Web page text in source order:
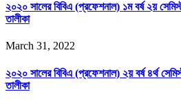
২০২০ সালের বিবিএ (প্রফেশনাল) ১ম বর্ষ ২য়
তালীকা
March 31, 2022
২০২০ সালের বিবিএ (প্রফেশনাল) ২য় বর্ষ ৪র্থ
তালীকা